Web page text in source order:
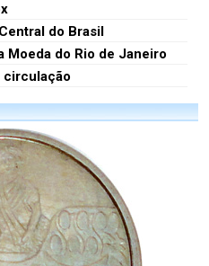
do Brasil
Moeda do Rio de Janeiro
circulação